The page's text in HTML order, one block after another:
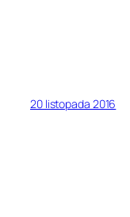
20 listopada 2016